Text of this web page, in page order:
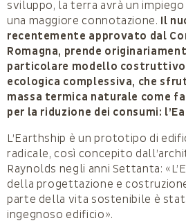
sviluppo, la terra avrà un impiego
una maggiore connotazione. Il
recentemente approvato dal
Romagna, prende
particolare modello
ecologica complessiva, che
massa termica naturale come
per la riduzione dei consumi:
L’Earthship è un prototipo di
radicale, così concepito
Raynolds negli anni Settanta:
della progettazione e
parte della vita sostenibile è
ingegnoso edificio».